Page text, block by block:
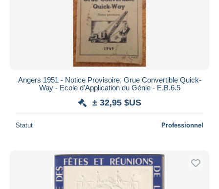
Angers 1951 - Notice Provisoire, Grue Convertible Quick-
Way - Ecole d'Application du Génie - E.B.6.5
± 32,95 $US
Statut Professionnel